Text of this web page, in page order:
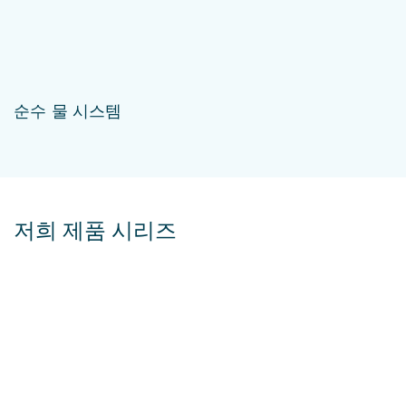
순수 물 시스템
저희 제품 시리즈